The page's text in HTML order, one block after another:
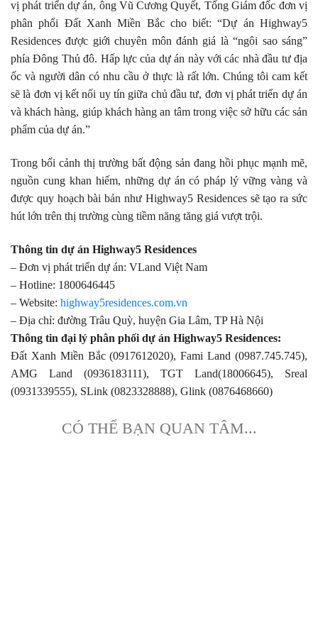
vị phát triển dự án, ông Vũ Cương Quyết, Tổng Giám đốc đơn vị
phân phối Đất Xanh Miền Bắc cho biết: “Dự án Highway5
Residences được giới chuyên môn đánh giá là “ngôi sao sáng”
phía Đông Thủ đô. Hấp lực của dự án này với các nhà đầu tư địa
ốc và người dân có nhu cầu ở thực là rất lớn. Chúng tôi cam kết
sẽ là đơn vị kết nối uy tín giữa chủ đầu tư, đơn vị phát triển dự án
và khách hàng, giúp khách hàng an tâm trong việc sở hữu các sản
phẩm của dự án.”
Trong bối cảnh thị trường bất động sản đang hồi phục mạnh mẽ,
nguồn cung khan hiếm, những dự án có pháp lý vững vàng và
được quy hoạch bài bản như Highway5 Residences sẽ tạo ra sức
hút lớn trên thị trường cùng tiềm năng tăng giá vượt trội.
Thông tin dự án Highway5 Residences
– Đơn vị phát triển dự án: VLand Việt Nam
– Hotline: 1800646445
– Website: highway5residences.com.vn
– Địa chỉ: đường Trâu Quỳ, huyện Gia Lâm, TP Hà Nội
Thông tin đại lý phân phối dự án Highway5 Residences:
Đất Xanh Miền Bắc (0917612020), Fami Land (0987.745.745),
AMG Land (0936183111), TGT Land(18006645), Sreal
(0931339555), SLink (0823328888), Glink (0876468660)
CÓ THỂ BẠN QUAN TÂM...
Kính chúc quý khách sức khoẻ và thành công!